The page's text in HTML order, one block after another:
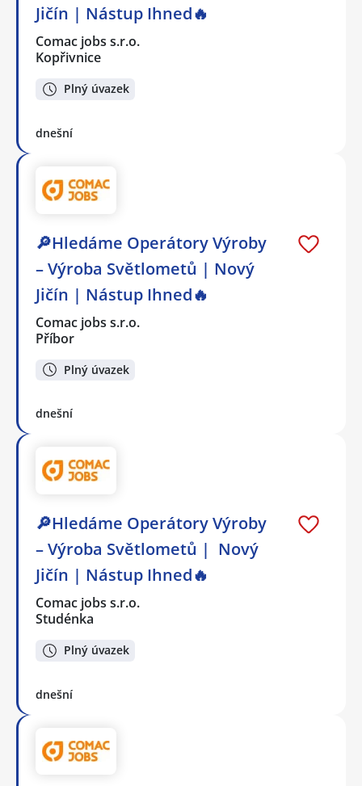
Jičín | Nástup Ihned🔥
Comac jobs s.r.o.
Kopřivnice
Plný úvazek
dnešní
🔎Hledáme Operátory Výroby
– Výroba Světlometů | Nový
Jičín | Nástup Ihned🔥
Comac jobs s.r.o.
Příbor
Plný úvazek
dnešní
🔎Hledáme Operátory Výroby
– Výroba Světlometů | Nový
Jičín | Nástup Ihned🔥
Comac jobs s.r.o.
Studénka
Plný úvazek
dnešní